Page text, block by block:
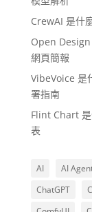
CrewAI 是什
Open Design
網頁簡報
VibeVoice 是
署指南
Flint Chart
表
AI AI
ChatGPT